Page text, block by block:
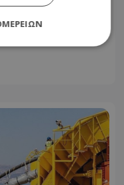
επιτρέπουν
όπως τη
λογαριασμού.
σωστά
cookies.
Προμηθευτής/Πεδίο